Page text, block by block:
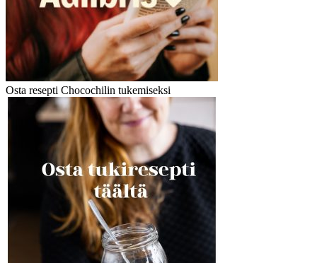
Osta resepti Chocochilin tukemiseksi